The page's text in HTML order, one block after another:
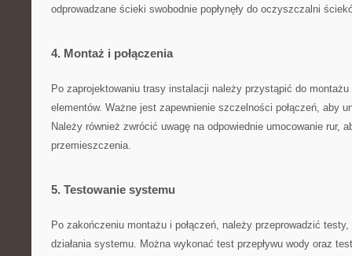
odprowadzane ścieki swobodnie popłynęły do ‌oczyszczalni
4. ‍Montaż i połączenia
Po zaprojektowaniu trasy instalacji należy przystąpić do
elementów. Ważne jest zapewnienie ⁢szczelności połączeń, aby
Należy również zwrócić⁢ uwagę na odpowiednie​ umocowanie rur,
przemieszczenia.
5. Testowanie systemu
Po‍ zakończeniu‍ montażu i połączeń, należy‍ przeprowadzić
⁤działania systemu. Można wykonać⁣ test⁣ przepływu‌ wody oraz